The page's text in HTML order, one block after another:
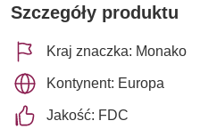
Szczegóły produktu
Kraj znaczka: Monako
Kontynent: Europa
Jakość: FDC